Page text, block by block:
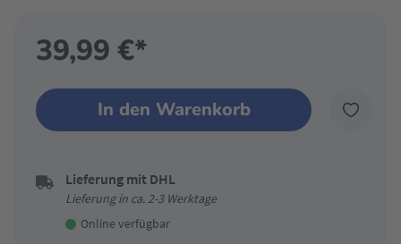
39,99 €*
In den Warenkorb
Lieferung mit DHL
Lieferung in ca. 2-3 Werktage
Online verfügbar